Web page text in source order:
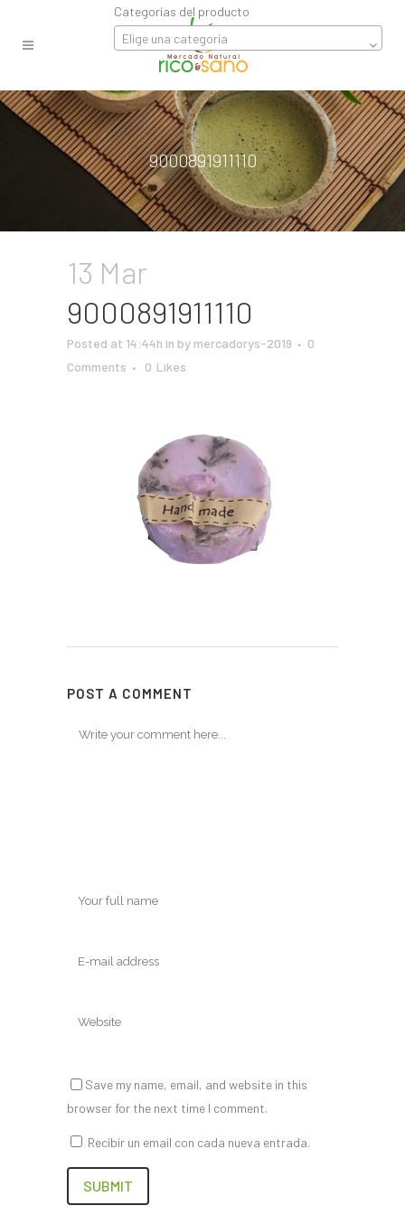
Categorías del producto
Elige una categoría
9000891911110
13 Mar
9000891911110
Posted at 14:44h in by mercadorys-2019
0
Comments
0 Likes
POST A COMMENT
Save my name, email, and website in this
browser for the next time I comment.
Recibir un email con cada nueva entrada.